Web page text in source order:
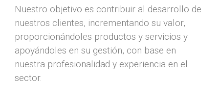
Nuestro objetivo es contribuir al desarrollo de
nuestros clientes, incrementando su valor,
proporcionándoles productos y servicios y
apoyándoles en su gestión, con base en
nuestra profesionalidad y experiencia en el
sector.